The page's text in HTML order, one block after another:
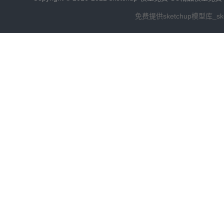
免费提供sketchup模型库